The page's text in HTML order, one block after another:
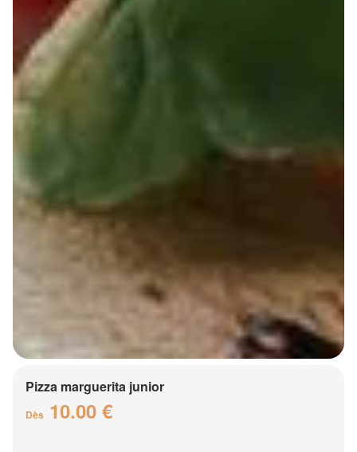
Pizza marguerita junior
Dès 10.00 €